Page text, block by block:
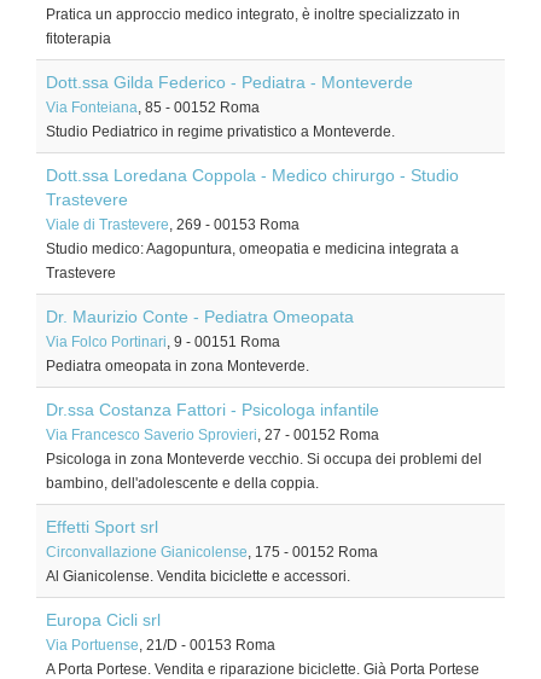
Pratica un approccio medico integrato, è inoltre specializzato in
fitoterapia
Dott.ssa Gilda Federico - Pediatra - Monteverde
Via Fonteiana, 85 - 00152 Roma
Studio Pediatrico in regime privatistico a Monteverde.
Dott.ssa Loredana Coppola - Medico chirurgo - Studio
Trastevere
Viale di Trastevere, 269 - 00153 Roma
Studio medico: Aagopuntura, omeopatia e medicina integrata a
Trastevere
Dr. Maurizio Conte - Pediatra Omeopata
Via Folco Portinari, 9 - 00151 Roma
Pediatra omeopata in zona Monteverde.
Dr.ssa Costanza Fattori - Psicologa infantile
Via Francesco Saverio Sprovieri, 27 - 00152 Roma
Psicologa in zona Monteverde vecchio. Si occupa dei problemi del
bambino, dell'adolescente e della coppia.
Effetti Sport srl
Circonvallazione Gianicolense, 175 - 00152 Roma
Al Gianicolense. Vendita biciclette e accessori.
Europa Cicli srl
Via Portuense, 21/D - 00153 Roma
A Porta Portese. Vendita e riparazione biciclette. Già Porta Portese